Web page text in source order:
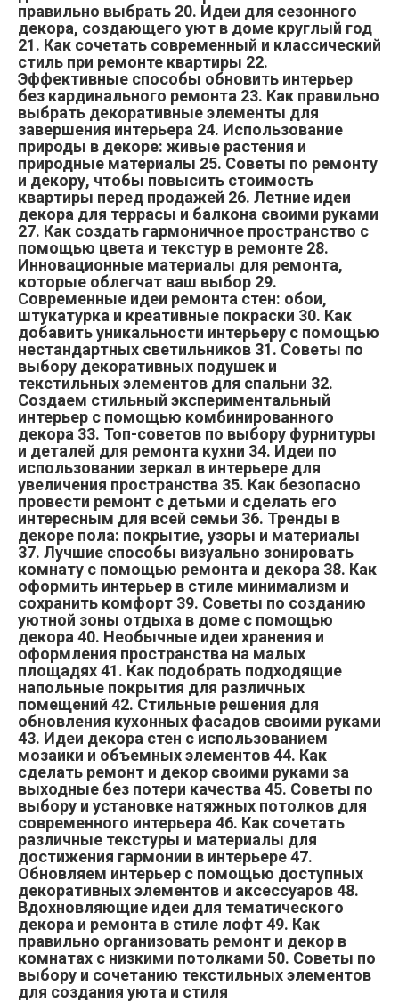
правильно выбрать 20. Идеи для сезонного
декора, создающего уют в доме круглый год
21. Как сочетать современный и классический
стиль при ремонте квартиры 22.
Эффективные способы обновить интерьер
без кардинального ремонта 23. Как правильно
выбрать декоративные элементы для
завершения интерьера 24. Использование
природы в декоре: живые растения и
природные материалы 25. Советы по ремонту
и декору, чтобы повысить стоимость
квартиры перед продажей 26. Летние идеи
декора для террасы и балкона своими руками
27. Как создать гармоничное пространство с
помощью цвета и текстур в ремонте 28.
Инновационные материалы для ремонта,
которые облегчат ваш выбор 29.
Современные идеи ремонта стен: обои,
штукатурка и креативные покраски 30. Как
добавить уникальности интерьеру с помощью
нестандартных светильников 31. Советы по
выбору декоративных подушек и
текстильных элементов для спальни 32.
Создаем стильный экспериментальный
интерьер с помощью комбинированного
декора 33. Топ-советов по выбору фурнитуры
и деталей для ремонта кухни 34. Идеи по
использовании зеркал в интерьере для
увеличения пространства 35. Как безопасно
провести ремонт с детьми и сделать его
интересным для всей семьи 36. Тренды в
декоре пола: покрытие, узоры и материалы
37. Лучшие способы визуально зонировать
комнату с помощью ремонта и декора 38. Как
оформить интерьер в стиле минимализм и
сохранить комфорт 39. Советы по созданию
уютной зоны отдыха в доме с помощью
декора 40. Необычные идеи хранения и
оформления пространства на малых
площадях 41. Как подобрать подходящие
напольные покрытия для различных
помещений 42. Стильные решения для
обновления кухонных фасадов своими руками
43. Идеи декора стен с использованием
мозаики и объемных элементов 44. Как
сделать ремонт и декор своими руками за
выходные без потери качества 45. Советы по
выбору и установке натяжных потолков для
современного интерьера 46. Как сочетать
различные текстуры и материалы для
достижения гармонии в интерьере 47.
Обновляем интерьер с помощью доступных
декоративных элементов и аксессуаров 48.
Вдохновляющие идеи для тематического
декора и ремонта в стиле лофт 49. Как
правильно организовать ремонт и декор в
комнатах с низкими потолками 50. Советы по
выбору и сочетанию текстильных элементов
для создания уюта и стиля